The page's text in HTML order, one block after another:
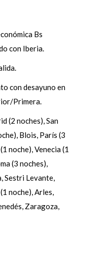
Bs
con Iberia.
con desayuno en
Primera.
(2 noches), San
Blois, París (3
noche), Venecia (1
(3 noches),
Sestri Levante,
noche), Arles,
Zaragoza,